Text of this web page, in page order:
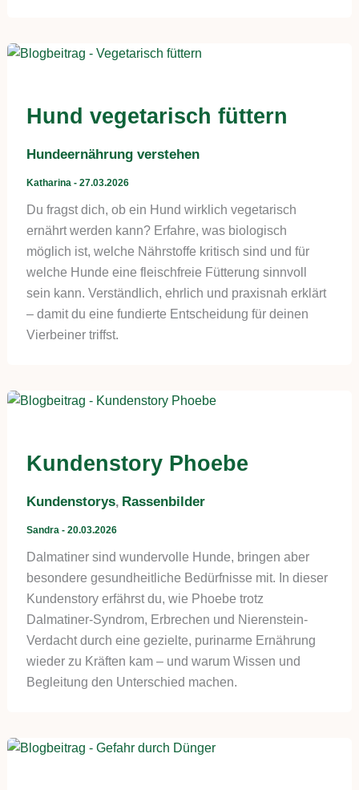
Hund vegetarisch füttern
Hundeernährung verstehen
Katharina - 27.03.2026
Du fragst dich, ob ein Hund wirklich vegetarisch
ernährt werden kann? Erfahre, was biologisch
möglich ist, welche Nährstoffe kritisch sind und für
welche Hunde eine fleischfreie Fütterung sinnvoll
sein kann. Verständlich, ehrlich und praxisnah erklärt
– damit du eine fundierte Entscheidung für deinen
Vierbeiner triffst.
Kundenstory Phoebe
Kundenstorys, Rassenbilder
Sandra - 20.03.2026
Dalmatiner sind wundervolle Hunde, bringen aber
besondere gesundheitliche Bedürfnisse mit. In dieser
Kundenstory erfährst du, wie Phoebe trotz
Dalmatiner-Syndrom, Erbrechen und Nierenstein-
Verdacht durch eine gezielte, purinarme Ernährung
wieder zu Kräften kam – und warum Wissen und
Begleitung den Unterschied machen.